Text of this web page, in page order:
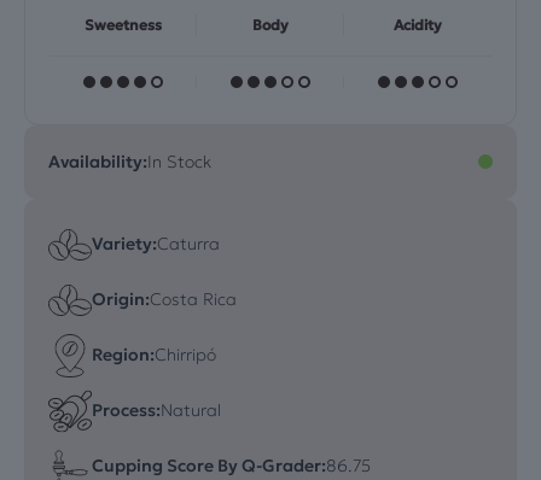
Sweetness Body Acidity
Availability:In Stock
Variety:Caturra
Origin:Costa Rica
Region:Chirripó
Process:Natural
Cupping Score By Q-Grader:86.75